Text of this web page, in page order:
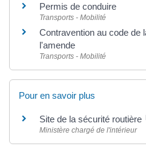
Permis de conduire
Transports - Mobilité
Contravention au code de
l'amende
Transports - Mobilité
Pour en savoir plus
Site de la sécurité routière
Ministère chargé de l'intérieur